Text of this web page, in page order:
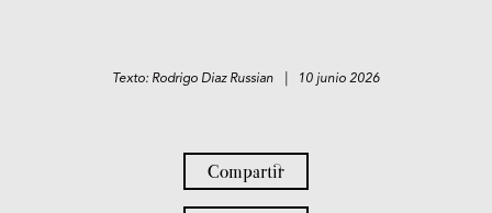
Texto: Rodrigo Diaz Russian | 10 junio 2026
Compartir